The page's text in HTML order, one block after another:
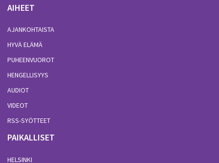
AIHEET
AJANKOHTAISTA
HYVÄ ELÄMÄ
PUHEENVUOROT
HENGELLISYYS
AUDIOT
VIDEOT
RSS-SYÖTTEET
PAIKALLISET
HELSINKI